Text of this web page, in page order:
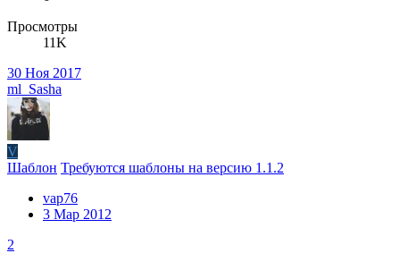
Просмотры
11K
30 Ноя 2017
ml_Sasha
V
Шаблон Требуются шаблоны на версию 1.1.2
vap76
3 Мар 2012
2